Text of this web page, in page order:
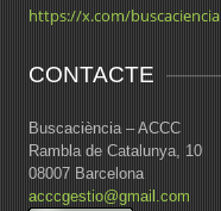
https://x.com/buscaciencia
CONTACTE
Buscaciència – ACCC
Rambla de Catalunya, 10
08007 Barcelona
acccgestio@gmail.com